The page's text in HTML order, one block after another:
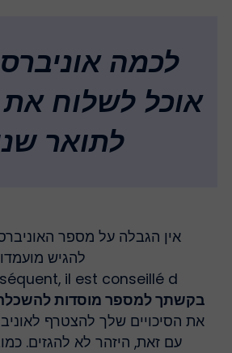
לכמה
אוכל לשלוח את
לתואר
אין הגבלה על מספר
להגיש מועמדות
il est conseillé d’
בקשתך למספר מוסדות להשכלה
את הסיכויים שלך להצטרף
עם זאת, היזהר לא להגזים.